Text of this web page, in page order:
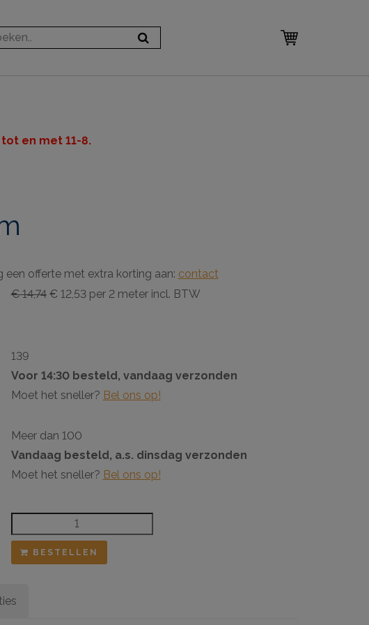
en met 11-8.
een offerte met extra korting aan: contact
€ 14,74€ 12,53 per 2 meter incl. BTW
139
Voor 14:30 besteld, vandaag verzonden
Moet het sneller? Bel ons op!
Meer dan 100
Vandaag besteld, a.s. dinsdag verzonden
Moet het sneller? Bel ons op!
BESTELLEN